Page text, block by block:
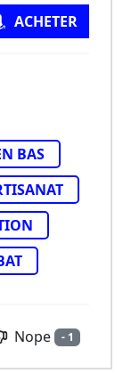
ACHETER
BAS
Nope - 1